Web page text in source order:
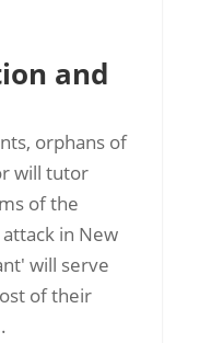
and
orphans of
will tutor
of the
in New
will serve
of their